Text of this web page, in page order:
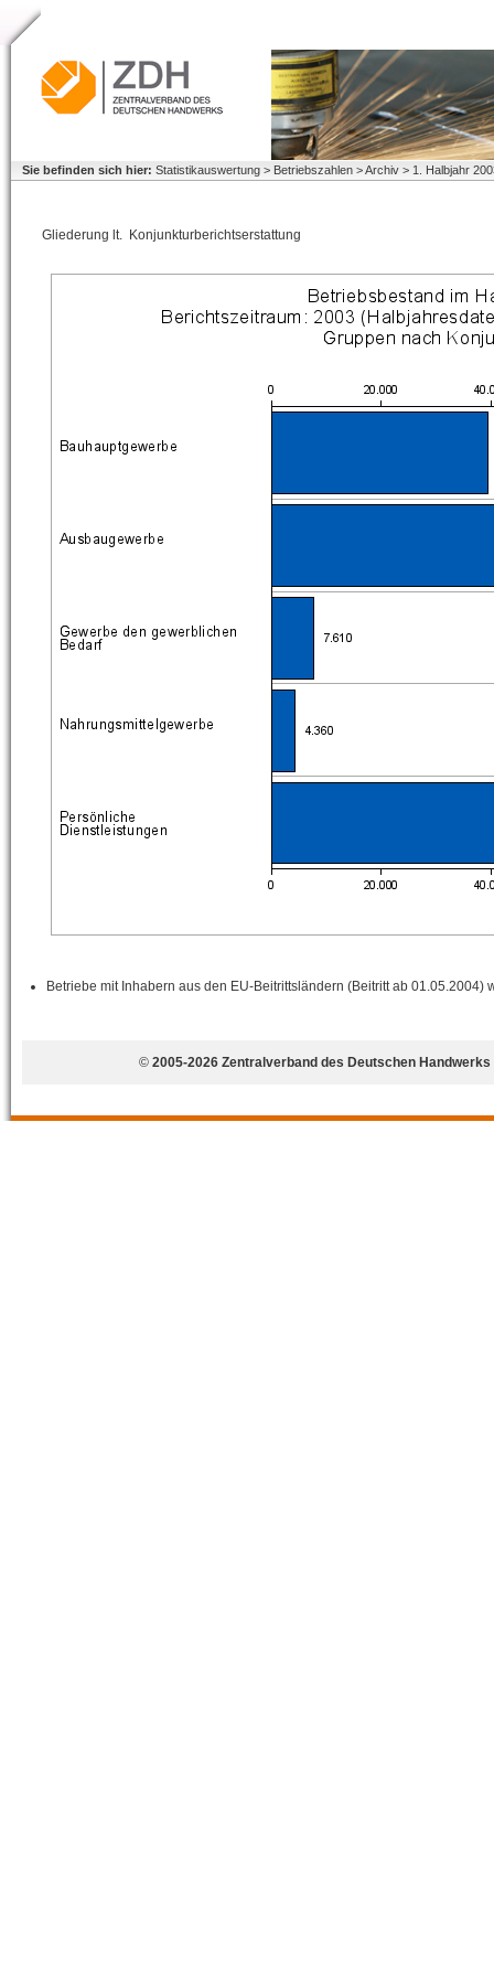
Sie befinden sich hier: Statistikauswertung > Betriebszahlen > Archiv > 1. Halbjahr
Gliederung lt. Konjunkturberichtserstattung
Betriebe mit Inhabern aus den EU-Beitrittsländern (Beitritt ab 01.05.2004)
© 2005-2026 Zentralverband des Deutschen Handwerks